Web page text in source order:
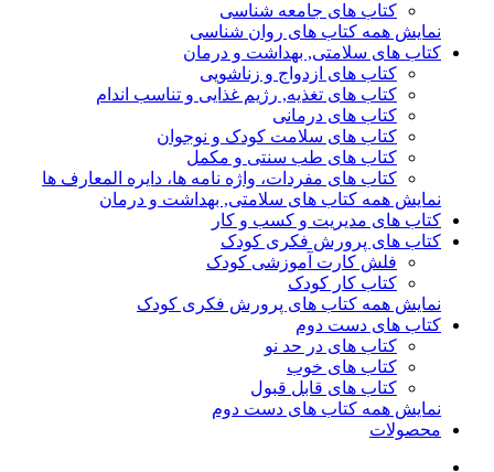
کتاب های جامعه شناسی
نمایش همه کتاب های روان شناسی
کتاب های سلامتی, بهداشت و درمان
کتاب های ازدواج و زناشویی
کتاب های تغذیه, رژیم غذایی و تناسب اندام
کتاب های درمانی
کتاب های سلامت کودک و نوجوان
کتاب های طب سنتی و مکمل
کتاب های مفردات، واژه نامه ها، دایره المعارف ها
نمایش همه کتاب های سلامتی, بهداشت و درمان
کتاب های مدیریت و کسب و کار
کتاب های پرورش فکری کودک
فلش کارت آموزشی کودک
کتاب کار کودک
نمایش همه کتاب های پرورش فکری کودک
کتاب های دست دوم
کتاب های در حد نو
کتاب های خوب
کتاب های قابل قبول
نمایش همه کتاب های دست دوم
محصولات